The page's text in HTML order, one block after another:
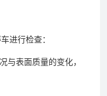
进行检查：
与表面质量的变化，